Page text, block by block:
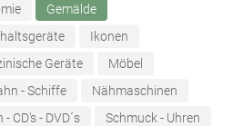
Gemälde
Ikonen
Geräte
Möbel
- Schiffe
Nähmaschinen
CD's - DVD´s
Schmuck - Uhren